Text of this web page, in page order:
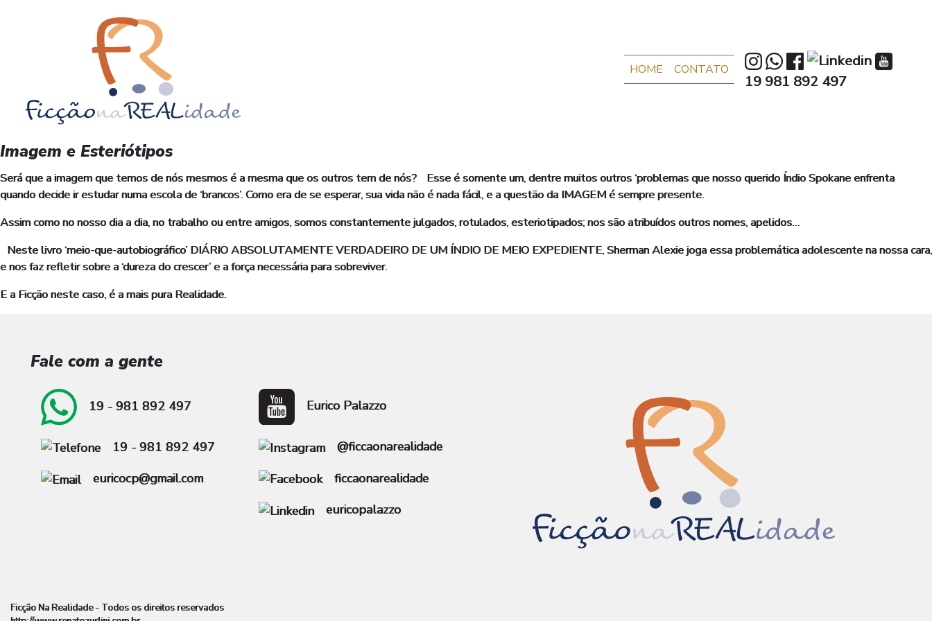
HOME CONTATO
19 981 892 497
Imagem e Esteriótipos
Será que a imagem que temos de nós mesmos é a mesma que os outros tem de nós? Esse é somente um, dentre muitos outros ‘problemas que nosso querido Índio Spokane enfrenta
quando decide ir estudar numa escola de ‘brancos’. Como era de se esperar, sua vida não é nada fácil, e a questão da IMAGEM é sempre presente.
Assim como no nosso dia a dia, no trabalho ou entre amigos, somos constantemente julgados, rotulados, esteriotipados; nos são atribuídos outros nomes, apelidos…
Neste livro ‘meio-que-autobiográfico’ DIÁRIO ABSOLUTAMENTE VERDADEIRO DE UM ÍNDIO DE MEIO EXPEDIENTE, Sherman Alexie joga essa problemática adolescente na nossa cara,
e nos faz refletir sobre a ‘dureza do crescer’ e a força necessária para sobreviver.
E a Ficção neste caso, é a mais pura Realidade.
Fale com a gente
19 - 981 892 497
19 - 981 892 497
euricocp@gmail.com
Eurico Palazzo
@ficcaonarealidade
ficcaonarealidade
euricopalazzo
Ficção Na Realidade - Todos os direitos reservados